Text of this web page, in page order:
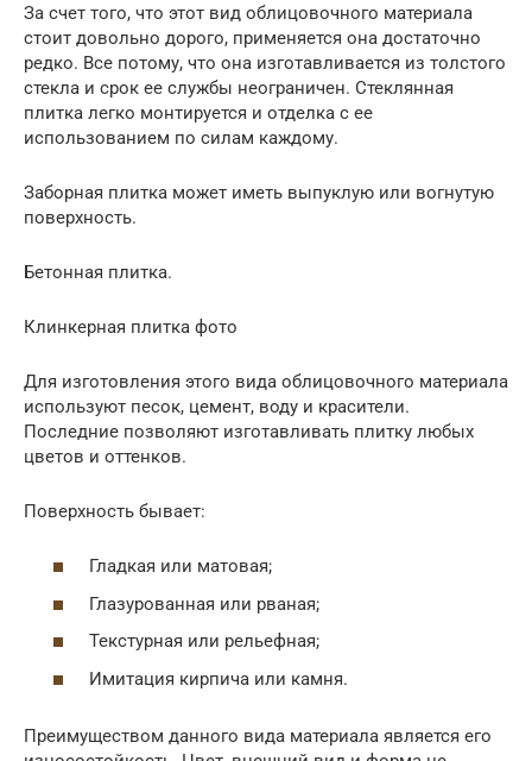
За счет того, что этот вид облицовочного материала
стоит довольно дорого, применяется она достаточно
редко. Все потому, что она изготавливается из толстого
стекла и срок ее службы неограничен. Стеклянная
плитка легко монтируется и отделка с ее
использованием по силам каждому.
Заборная плитка может иметь выпуклую или вогнутую
поверхность.
Бетонная плитка.
Клинкерная плитка фото
Для изготовления этого вида облицовочного материала
используют песок, цемент, воду и красители.
Последние позволяют изготавливать плитку любых
цветов и оттенков.
Поверхность бывает:
Гладкая или матовая;
Глазурованная или рваная;
Текстурная или рельефная;
Имитация кирпича или камня.
Преимуществом данного вида материала является его